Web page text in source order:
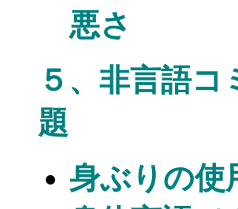
悪さ
５、非言語
題 （次の
身ぶりの使